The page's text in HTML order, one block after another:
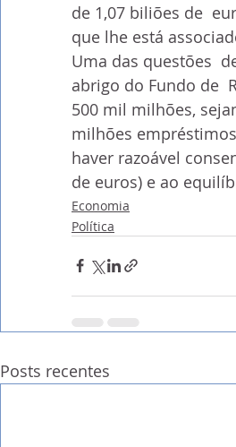
de 1,07 biliões de
que lhe está
Uma das questões
abrigo do Fundo de
500 mil milhões,
milhões
haver razoável
de euros) e ao
Economia
Política
Posts recentes